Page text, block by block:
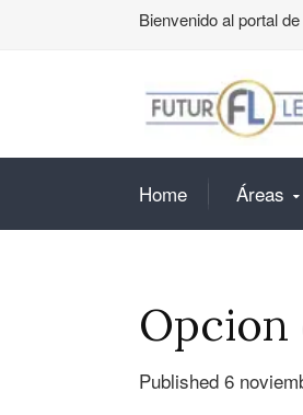
Bienvenido al portal
Home Áreas
Opcion
Published 6